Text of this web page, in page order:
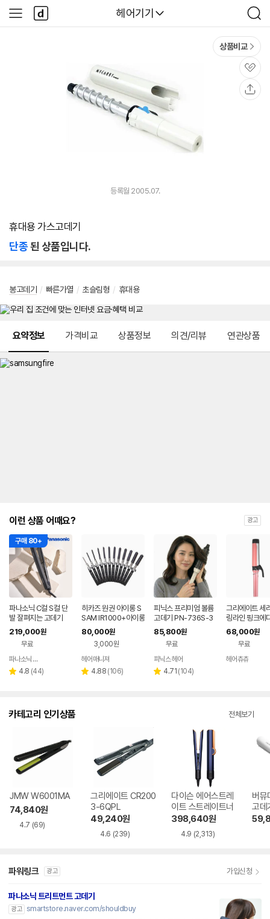
다나와
헤어기기
검
색
사
이
다
나
와
상품비교
관
심
등록월 2005.07.
휴대용 가스고데기
단종된 상품입니다.
봉고데기 / 빠른가열 / 초슬림형 / 휴대용
요약정보 가격비교 상품정보 의견/리뷰 연관상품
이런 상품 어때요? 광고
구매 80+
파나소닉 C컬 S컬 단
발 잘펴지는 고데기
219,000원
무료
파나소닉 공식판매점
별 4.8 리
(44)
히카즈 원권 아이롱 S
SAM IR1000+아이롱
꼬리빗
80,000원
3,000원
페이
헤어매니져
별 4.88 리
(106)
피닉스 프리미엄 볼륨
고데기 PN-736S-3
2 32mm 뿌리볼륨 웨
이브 봉고데기
85,800원
무료
페이
피닉스 헤어
별 4.71 리
(104)
그리에이트 세
링라인 핑크에
미리
68,000원
무료
헤어츄츄
카테고리 인기상품 전체보기
JMW W6001MA
74,840원
4.7 (69)
그리에이트 CR200
3-6QPL
49,240원
4.6 (239)
다이슨 에어스트레
이트 스트레이트너
398,640원
4.9 (2,313)
버뮤
파워링크 광고 가입신청
파나소닉 트리트먼트 고데기
광고 smartstore.naver.com/shouldbuy